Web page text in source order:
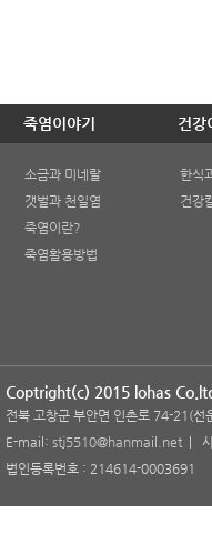
죽염이야기 건강
소금과 미네랄
갯벌과 천일염
죽염이란?
죽염활용방법
한식
건강
Coptright(c) 2015 lohas
전북 고창군 부안면 인촌로 74-
E-mail:stj5510@hanmail.net
|
법인등록번호 : 214614-0003691